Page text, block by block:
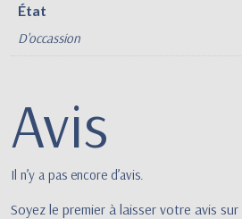
État
D'occassion
Avis
Il n’y a pas encore d’avis.
Soyez le premier à laisser votre avis